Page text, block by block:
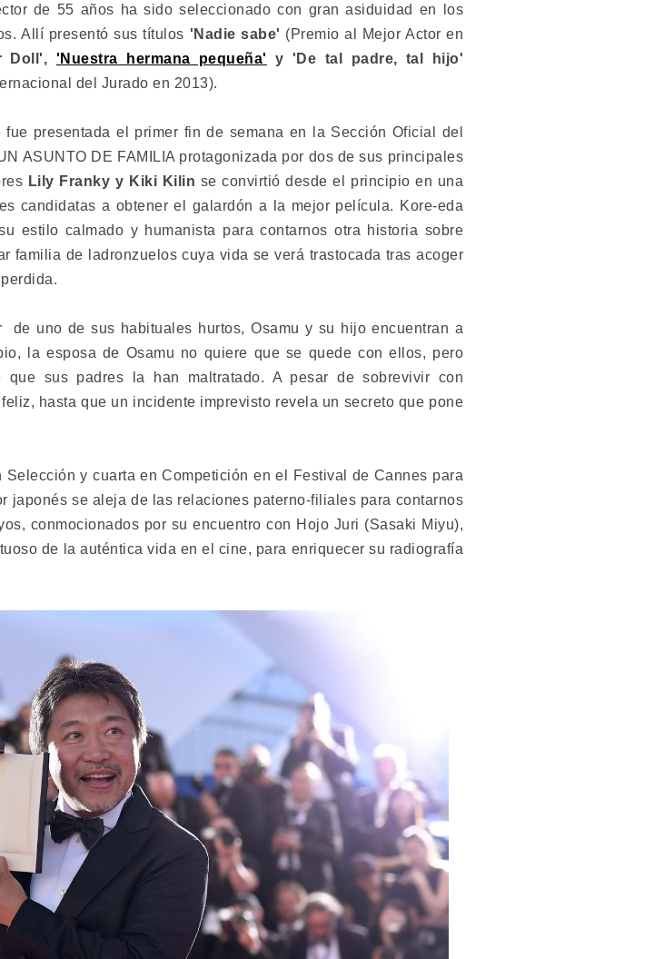
de 55 años ha sido seleccionado con gran asiduidad en los
Allí presentó sus títulos 'Nadie sabe' (Premio al Mejor Actor en
Doll', 'Nuestra hermana pequeña'
y 'De tal padre, tal hijo'
del Jurado en 2013).
fue presentada el primer fin de semana en la Sección Oficial del
ASUNTO DE FAMILIA protagonizada por dos de sus principales
Lily Franky y Kiki Kilin se convirtió desde el principio en una
candidatas a obtener el galardón a la mejor película. Kore-eda
estilo calmado y humanista para contarnos otra historia sobre
familia de ladronzuelos cuya vida se verá trastocada tras acoger
de uno de sus habituales hurtos, Osamu y su hijo encuentran a
la esposa de Osamu no quiere que se quede con ellos, pero
que sus padres la han maltratado. A pesar de sobrevivir con
hasta que un incidente imprevisto revela un secreto que pone
y cuarta en Competición en el Festival de Cannes para
japonés se aleja de las relaciones paterno-filiales para contarnos
conmocionados por su encuentro con Hojo Juri (Sasaki Miyu),
de la auténtica vida en el cine, para enriquecer su radiografía